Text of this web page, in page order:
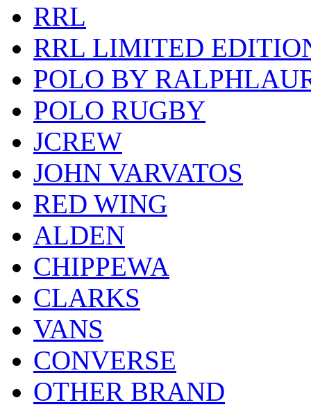
RRL
RRL LIMITED
POLO BY
POLO RUGBY
JCREW
JOHN VARVATOS
RED WING
ALDEN
CHIPPEWA
CLARKS
VANS
CONVERSE
OTHER BRAND